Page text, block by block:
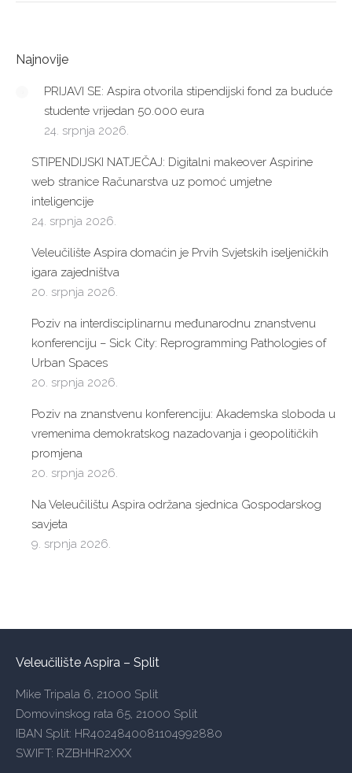
Najnovije
PRIJAVI SE: Aspira otvorila stipendijski fond za buduće
studente vrijedan 50.000 eura
24. srpnja 2026.
STIPENDIJSKI NATJEČAJ: Digitalni makeover Aspirine
web stranice Računarstva uz pomoć umjetne
inteligencije
24. srpnja 2026.
Veleučilište Aspira domaćin je Prvih Svjetskih iseljeničkih
igara zajedništva
20. srpnja 2026.
Poziv na interdisciplinarnu međunarodnu znanstvenu
konferenciju – Sick City: Reprogramming Pathologies of
Urban Spaces
20. srpnja 2026.
Poziv na znanstvenu konferenciju: Akademska sloboda u
vremenima demokratskog nazadovanja i geopolitičkih
promjena
20. srpnja 2026.
Na Veleučilištu Aspira održana sjednica Gospodarskog
savjeta
9. srpnja 2026.
Veleučilište Aspira – Split
Mike Tripala 6, 21000 Split
Domovinskog rata 65, 21000 Split
IBAN Split: HR4024840081104992880
SWIFT: RZBHHR2XXX